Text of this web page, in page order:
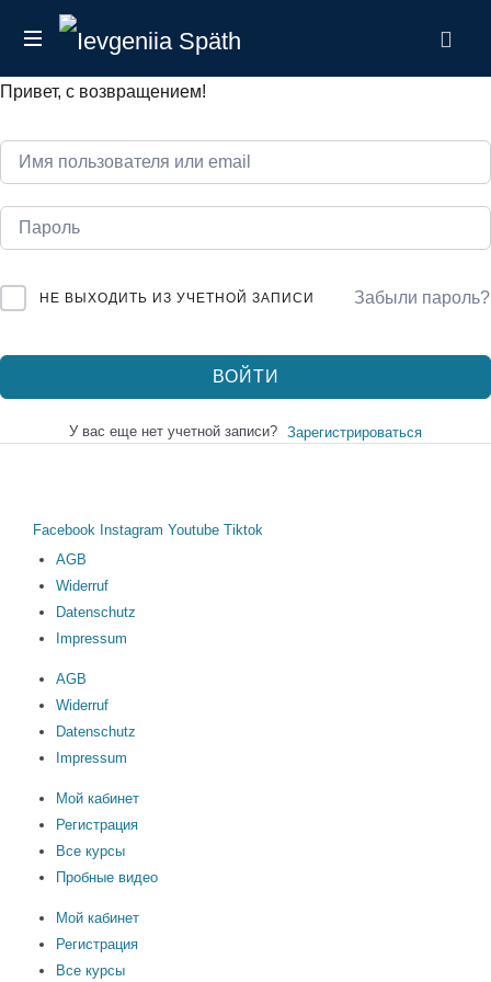
Ievgeniia
Späth
налоговый
Германии
Привет, с возвращением!
НЕ ВЫХОДИТЬ ИЗ УЧЕТНОЙ ЗАПИСИ Забыли пароль?
ВОЙТИ
У вас еще нет учетной записи? Зарегистрироваться
Facebook Instagram Youtube Tiktok
AGB
Widerruf
Datenschutz
Impressum
AGB
Widerruf
Datenschutz
Impressum
Мой кабинет
Регистрация
Все курсы
Пробные видео
Мой кабинет
Регистрация
Все курсы